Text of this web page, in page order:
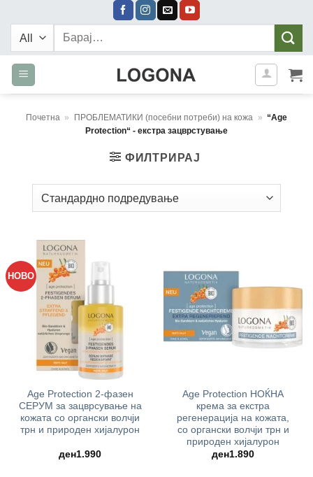
content
Барај:
Почетна » ПРОБЛЕМАТИКИ (посебни потреби) на кожа » “Age
Protection“ - екстра зацврстување
ФИЛТРИРАЈ
НОВО
Age Protection 2-фазен
СЕРУМ за зацврсување на
кожата со органски волчји
трн и природен хијалурон
ден1.990
Age Protection НОЌНА
крема за екстра
регенерација на кожата,
со органски волчји трн и
природен хијалурон
ден1.890